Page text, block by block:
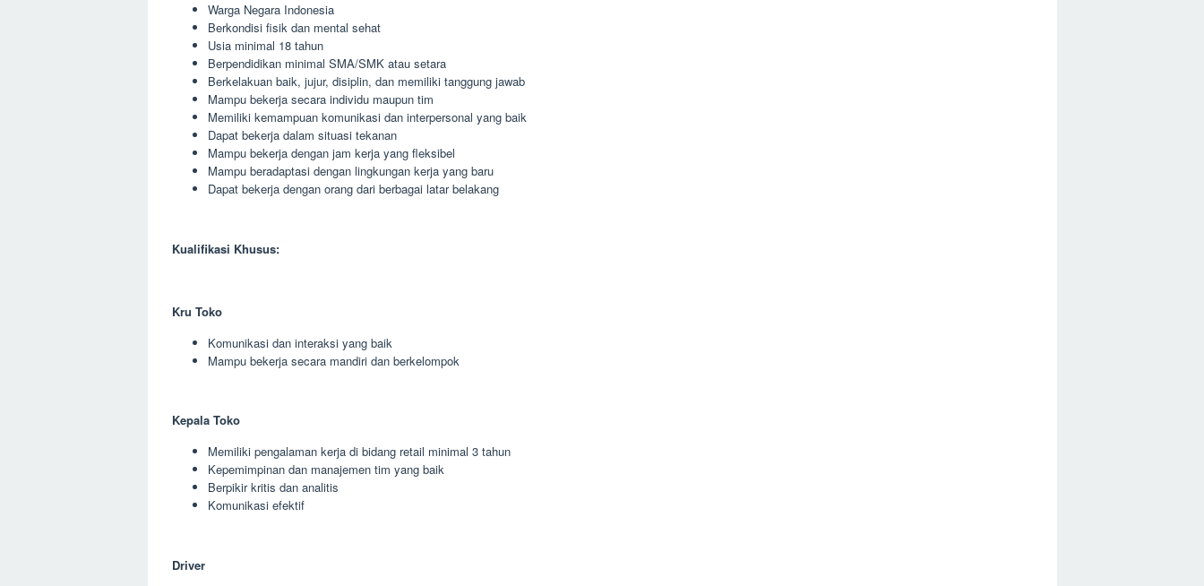
Warga Negara Indonesia
Berkondisi fisik dan mental sehat
Usia minimal 18 tahun
Berpendidikan minimal SMA/SMK atau setara
Berkelakuan baik, jujur, disiplin, dan memiliki tanggung jawab
Mampu bekerja secara individu maupun tim
Memiliki kemampuan komunikasi dan interpersonal yang baik
Dapat bekerja dalam situasi tekanan
Mampu bekerja dengan jam kerja yang fleksibel
Mampu beradaptasi dengan lingkungan kerja yang baru
Dapat bekerja dengan orang dari berbagai latar belakang
Kualifikasi Khusus:
Kru Toko
Komunikasi dan interaksi yang baik
Mampu bekerja secara mandiri dan berkelompok
Kepala Toko
Memiliki pengalaman kerja di bidang retail minimal 3 tahun
Kepemimpinan dan manajemen tim yang baik
Berpikir kritis dan analitis
Komunikasi efektif
Driver